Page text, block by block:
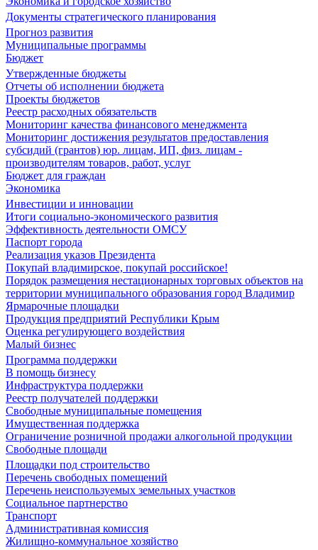
Документы стратегического планирования
Прогноз развития
Муниципальные программы
Бюджет
Утвержденные бюджеты
Отчеты об исполнении бюджета
Проекты бюджетов
Реестр расходных обязательств
Мониторинг качества финансового менеджмента
Мониторинг достижения результатов предоставления
субсидий (грантов) юр. лицам, ИП, физ. лицам -
производителям товаров, работ, услуг
Бюджет для граждан
Экономика
Инвестиции и инновации
Итоги социально-экономического развития
Эффективность деятельности ОМСУ
Паспорт города
Реализация указов Президента
Покупай владимирское, покупай российское!
Порядок размещения нестационарных торговых объектов на
территории муниципального образования город Владимир
Ярмарочные площадки
Продукция предприятий Республики Крым
Оценка регулирующего воздействия
Малый бизнес
Программа поддержки
В помощь бизнесу
Инфраструктура поддержки
Реестр получателей поддержки
Свободные муниципальные помещения
Имущественная поддержка
Ограничение розничной продажи алкогольной продукции
Свободные площади
Площадки под строительство
Перечень свободных помещений
Перечень неиспользуемых земельных участков
Социальное партнерство
Транспорт
Административная комиссия
Жилищно-коммунальное хозяйство